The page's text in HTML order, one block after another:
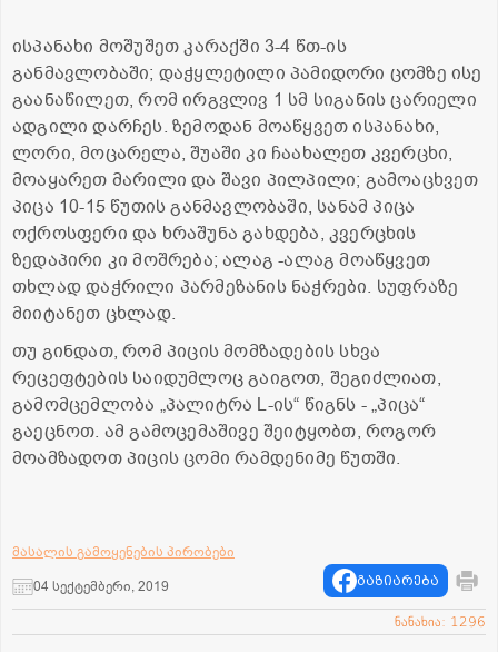
ისპანახი მოშუშეთ კარაქში 3-4 წთ-ის
განმავლობაში; დაჭყლეტილი პამიდორი ცომზე ისე
გაანაწილეთ, რომ ირგვლივ 1 სმ სიგანის ცარიელი
ადგილი დარჩეს. ზემოდან მოაწყვეთ ისპანახი,
ლორი, მოცარელა, შუაში კი ჩაახალეთ კვერცხი,
მოაყარეთ მარილი და შავი პილპილი; გამოაცხვეთ
პიცა 10-15 წუთის განმავლობაში, სანამ პიცა
ოქროსფერი და ხრაშუნა გახდება, კვერცხის
ზედაპირი კი მოშრება; ალაგ -ალაგ მოაწყვეთ
თხლად დაჭრილი პარმეზანის ნაჭრები. სუფრაზე
მიიტანეთ ცხლად.
თუ გინდათ, რომ პიცის მომზადების სხვა
რეცეფტების საიდუმლოც გაიგოთ, შეგიძლიათ,
გამომცემლობა „პალიტრა L-ის“ წიგნს - „პიცა“
გაეცნოთ. ამ გამოცემაშივე შეიტყობთ, როგორ
მოამზადოთ პიცის ცომი რამდენიმე წუთში.
მასალის გამოყენების პირობები
04 სექტემბერი, 2019
გაზიარება
ნანახია: 1296